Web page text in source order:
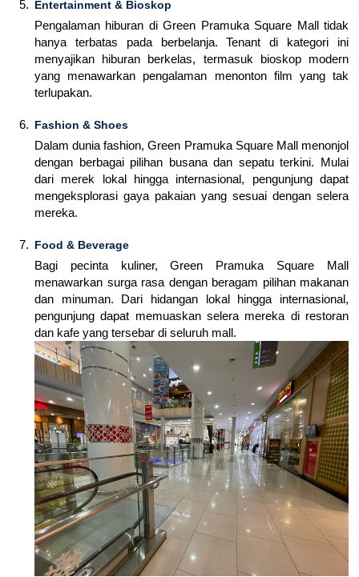
Entertainment & Bioskop
Pengalaman hiburan di Green Pramuka Square Mall tidak
hanya terbatas pada berbelanja. Tenant di kategori ini
menyajikan hiburan berkelas, termasuk bioskop modern
yang menawarkan pengalaman menonton film yang tak
terlupakan.
Fashion & Shoes
Dalam dunia fashion, Green Pramuka Square Mall menonjol
dengan berbagai pilihan busana dan sepatu terkini. Mulai
dari merek lokal hingga internasional, pengunjung dapat
mengeksplorasi gaya pakaian yang sesuai dengan selera
mereka.
Food & Beverage
Bagi pecinta kuliner, Green Pramuka Square Mall
menawarkan surga rasa dengan beragam pilihan makanan
dan minuman. Dari hidangan lokal hingga internasional,
pengunjung dapat memuaskan selera mereka di restoran
dan kafe yang tersebar di seluruh mall.